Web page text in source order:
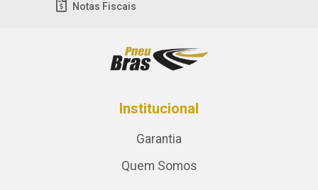
Notas Fiscais
Institucional
Garantia
Quem Somos